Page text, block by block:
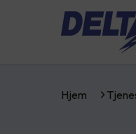
Hjem